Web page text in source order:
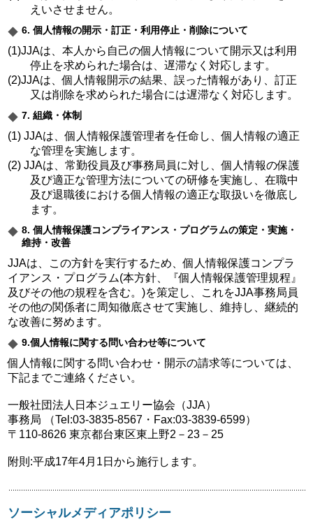
えいさせません。
6. 個人情報の開示・訂正・利用停止・削除について
(1)JJAは、本人から自己の個人情報について開示又は利用
停止を求められた場合は、遅滞なく対応します。
(2)JJAは、個人情報開示の結果、誤った情報があり、訂正
又は削除を求められた場合には遅滞なく対応します。
7. 組織・体制
(1) JJAは、個人情報保護管理者を任命し、個人情報の適正
な管理を実施します。
(2) JJAは、常勤役員及び事務局員に対し、個人情報の保護
及び適正な管理方法についての研修を実施し、在職中
及び退職後における個人情報の適正な取扱いを徹底し
ます。
8. 個人情報保護コンプライアンス・プログラムの策定・実施・
維持・改善
JJAは、この方針を実行するため、個人情報保護コンプラ
イアンス・プログラム(本方針、『個人情報保護管理規程』
及びその他の規程を含む。)を策定し、これをJJA事務局員
その他の関係者に周知徹底させて実施し、維持し、継続的
な改善に努めます。
9.個人情報に関する問い合わせ等について
個人情報に関する問い合わせ・開示の請求等については、
下記までご連絡ください。
一般社団法人日本ジュエリー協会（JJA）
事務局 （Tel:03-3835-8567・Fax:03-3839-6599）
〒110-8626 東京都台東区東上野2－23－25
附則:平成17年4月1日から施行します。
ソーシャルメディアポリシー